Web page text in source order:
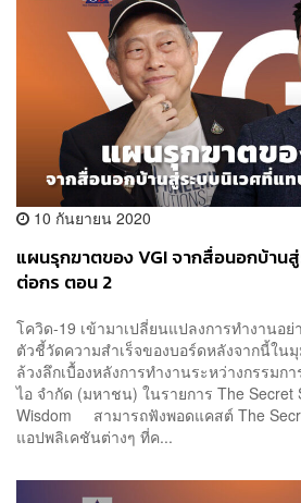
10 กันยายน 2020
แผนรุกฆาตของ VGI จากสื่อนอกบ้าน
ต่อกร ตอน 2
โควิด-19 เข้ามาเปลี่ยนแปลงการทำงานอย่
ตัวชี้วัดความสำเร็จของบอร์ดหลังจากนี้ใน
ล้วงลึกเบื้องหลังการทำงานระหว่างกรรมก
ไอ จํากัด (มหาชน) ในรายการ The Secret
Wisdom สามารถฟังพอดแคสต์ The
แอปพลิเคชันต่างๆ ที่ค...